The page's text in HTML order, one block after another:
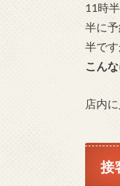
11時
半に
半で
こん
店内
接